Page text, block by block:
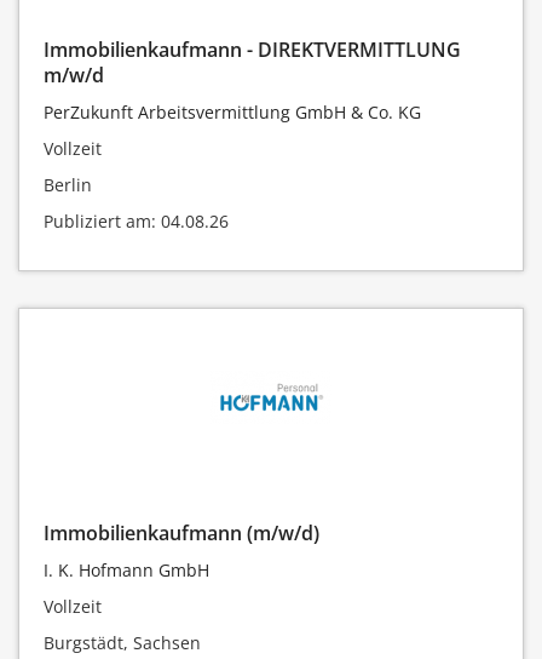
Immobilienkaufmann - DIREKTVERMITTLUNG
m/w/d
PerZukunft Arbeitsvermittlung GmbH & Co. KG
Vollzeit
Berlin
Publiziert am: 04.08.26
Immobilienkaufmann (m/w/d)
I. K. Hofmann GmbH
Vollzeit
Burgstädt, Sachsen